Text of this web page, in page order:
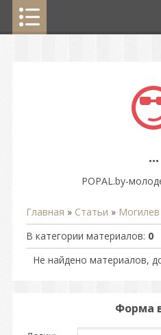
...
POPAL.by-
Главная » Статьи » Могилев
В категории материалов: 0
Не найдено материалов,
Форма